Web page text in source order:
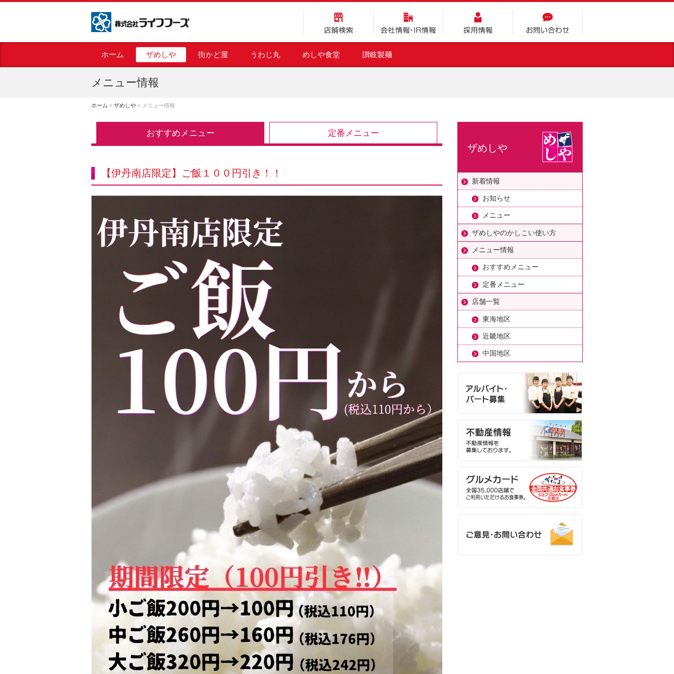
店舗検索 会社情報・IR情報 採用情報 お問い合わせ
ホーム ザめしや 街かど屋 うわじ丸 めしや食堂 讃岐製麺
メニュー情報
ホーム > ザめしや > メニュー情報
おすすめメニュー 定番メニュー
【伊丹南店限定】ご飯１００円引き！！
ザめしや
新着情報
お知らせ
メニュー
ザめしやのかしこい使い方
メニュー情報
おすすめメニュー
定番メニュー
店舗一覧
東海地区
近畿地区
中国地区